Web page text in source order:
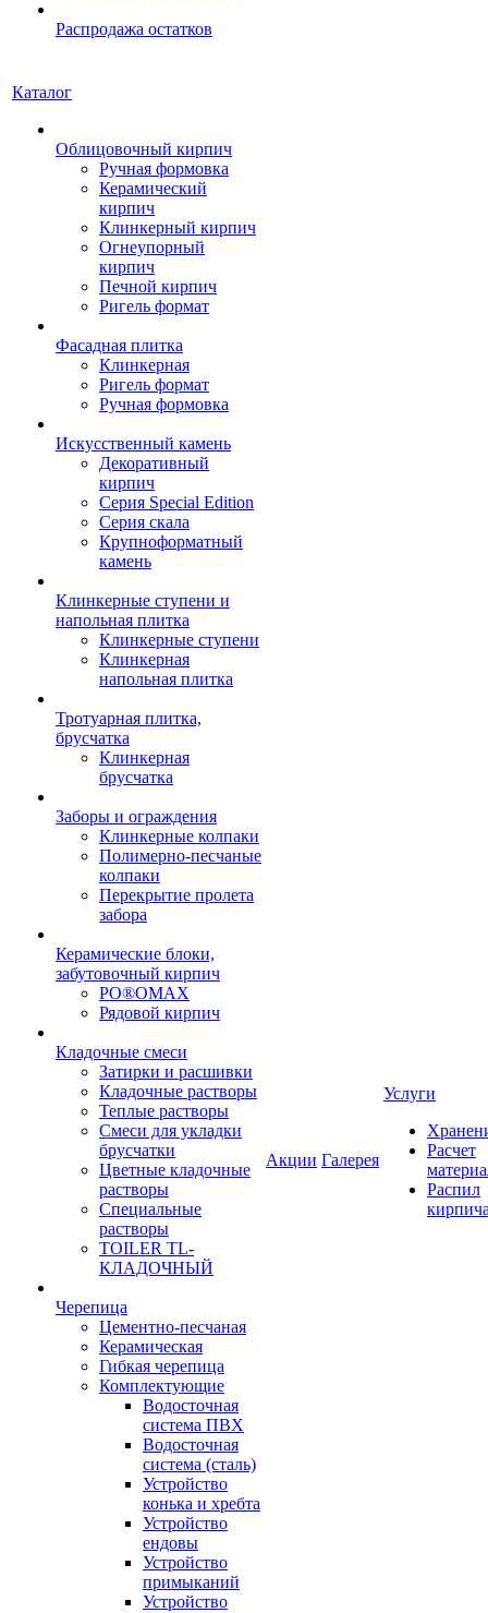
Распродажа остатков
Каталог
Облицовочный кирпич
Ручная формовка
Керамический
кирпич
Клинкерный кирпич
Огнеупорный
кирпич
Печной кирпич
Ригель формат
Фасадная плитка
Клинкерная
Ригель формат
Ручная формовка
Искусственный камень
Декоративный
кирпич
Серия Special Edition
Серия скала
Крупноформатный
камень
Клинкерные ступени и
напольная плитка
Клинкерные ступени
Клинкерная
напольная плитка
Тротуарная плитка,
брусчатка
Клинкерная
брусчатка
Заборы и ограждения
Клинкерные колпаки
Полимерно-песчаные
колпаки
Перекрытие пролета
забора
Керамические блоки,
забутовочный кирпич
PO®OMAX
Рядовой кирпич
Кладочные смеси
Затирки и расшивки
Кладочные растворы
Теплые растворы
Смеси для укладки
брусчатки
Цветные кладочные
растворы
Специальные
растворы
TOILER TL-
КЛАДОЧНЫЙ
Черепица
Цементно-песчаная
Керамическая
Гибкая черепица
Комплектующие
Водосточная
система ПВХ
Водосточная
система (сталь)
Устройство
конька и хребта
Устройство
ендовы
Устройство
примыканий
Устройство
Акции Галерея
Услуги
Расчет
Распил